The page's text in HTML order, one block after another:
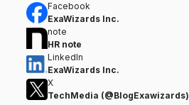
Facebook
ExaWizards Inc.
note
HR note
LinkedIn
ExaWizards Inc.
X
TechMedia (@BlogExawizards)